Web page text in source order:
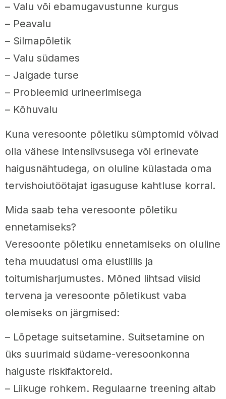
– Valu või ebamugavustunne kurgus
– Peavalu
– Silmapõletik
– Valu südames
– Jalgade turse
– Probleemid urineerimisega
– Kõhuvalu
Kuna veresoonte põletiku sümptomid võivad
olla vähese intensiivsusega või erinevate
haigusnähtudega, on oluline külastada oma
tervishoiutöötajat igasuguse kahtluse korral.
Mida saab teha veresoonte põletiku
ennetamiseks?
Veresoonte põletiku ennetamiseks on oluline
teha muudatusi oma elustiilis ja
toitumisharjumustes. Mõned lihtsad viisid
tervena ja veresoonte põletikust vaba
olemiseks on järgmised:
– Lõpetage suitsetamine. Suitsetamine on
üks suurimaid südame-veresoonkonna
haiguste riskifaktoreid.
– Liikuge rohkem. Regulaarne treening aitab